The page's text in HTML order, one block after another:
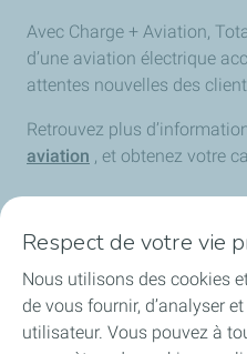
Avec Charge + Aviation,
d’une aviation électrique
attentes nouvelles des
Retrouvez plus
aviation , et obtenez votre
Accueil
Respect de votre vie
Nous utilisons des cookies
de vous fournir, d’analyser
utilisateur. Vous pouvez à